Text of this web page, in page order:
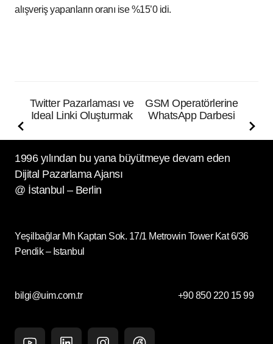
alışveriş yapanların oranı ise %15’0 idi.
Twitter Pazarlaması ve
Ideal Linki Oluşturmak
GSM Operatörlerine
WhatsApp Darbesi
1996 yılından bu yana büyütmeye devam eden
Dijital Pazarlama Ajansı
@ İstanbul – Berlin
Yeşilbağlar Mh Kaptan Sok. 17/1 Metrowin Tower Kat 6/36
Pendik – Istanbul
bilgi@uim.com.tr +90 850 220 15 99